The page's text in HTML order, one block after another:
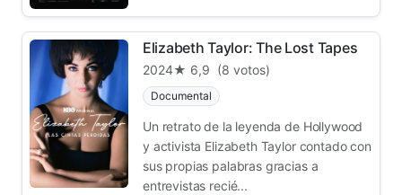
Elizabeth Taylor: The Lost Tapes
2024★ 6,9 (8 votos)
Documental
Un retrato de la leyenda de Hollywood
y activista Elizabeth Taylor contado con
sus propias palabras gracias a
entrevistas recié...